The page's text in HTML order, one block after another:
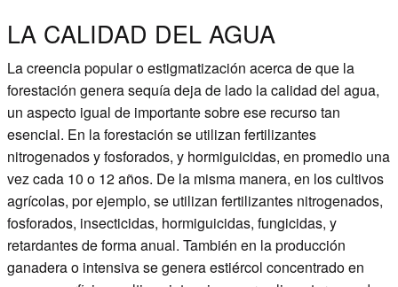
LA CALIDAD DEL AGUA
La creencia popular o estigmatización acerca de que la
forestación genera sequía deja de lado la calidad del agua,
un aspecto igual de importante sobre ese recurso tan
esencial. En la forestación se utilizan fertilizantes
nitrogenados y fosforados, y hormiguicidas, en promedio una
vez cada 10 o 12 años. De la misma manera, en los cultivos
agrícolas, por ejemplo, se utilizan fertilizantes nitrogenados,
fosforados, insecticidas, hormiguicidas, fungicidas, y
retardantes de forma anual. También en la producción
ganadera o intensiva se genera estiércol concentrado en